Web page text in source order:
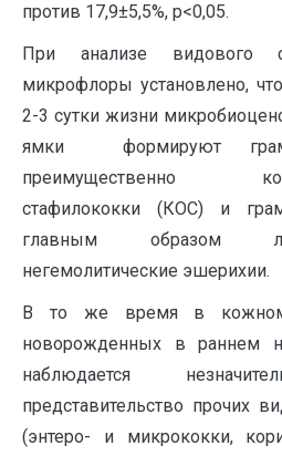
против 17,9±5,5%, р<0,05.
При анализе видового
микрофлоры установлено,
2-3 сутки жизни
ямки формируют
преимущественно
стафилококки (КОС) и
главным образом
негемолитические эшерихии.
В то же время в кожном
новорожденных в раннем
наблюдается
представительство прочих
(энтеро- и микрококки,